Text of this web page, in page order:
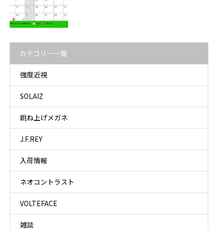
カテゴリー一覧
強度近視
SOLAIZ
跳ね上げメガネ
J.F.REY
入荷情報
ネオコントラスト
VOLTEFACE
雑談